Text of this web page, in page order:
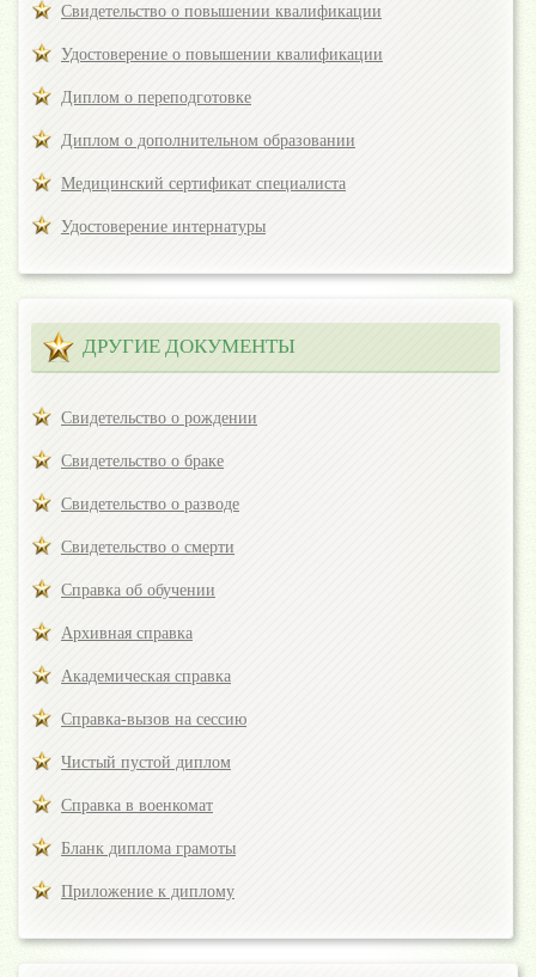
Свидетельство о повышении квалификации
Удостоверение о повышении квалификации
Диплом о переподготовке
Диплом о дополнительном образовании
Медицинский сертификат специалиста
Удостоверение интернатуры
ДРУГИЕ ДОКУМЕНТЫ
Свидетельство о рождении
Свидетельство о браке
Свидетельство о разводе
Свидетельство о смерти
Справка об обучении
Архивная справка
Академическая справка
Справка-вызов на сессию
Чистый пустой диплом
Справка в военкомат
Бланк диплома грамоты
Приложение к диплому